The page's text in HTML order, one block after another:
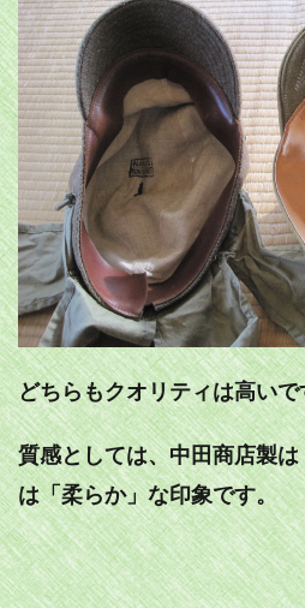
どちらもクオリティは高いで
質感としては、中田商店製
は「柔らか」な印象です。